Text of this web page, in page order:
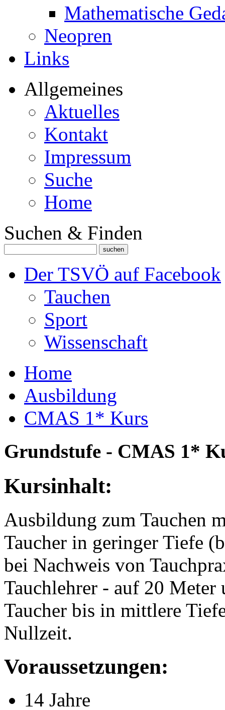
Mathematische
Neopren
Links
Allgemeines
Aktuelles
Kontakt
Impressum
Suche
Home
Suchen & Finden
Der TSVÖ auf Facebook
Tauchen
Sport
Wissenschaft
Home
Ausbildung
CMAS 1* Kurs
Grundstufe - CMAS 1*
Kursinhalt:
Ausbildung zum Tauchen
Taucher in geringer Tiefe
bei Nachweis von
Tauchlehrer - auf 20
Taucher bis in mittlere
Nullzeit.
Voraussetzungen:
14 Jahre